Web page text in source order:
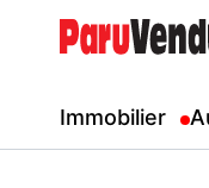
Immobilier